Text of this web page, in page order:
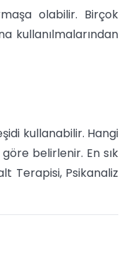
olabilir. Birçok
kullanılmalarından
kullanabilir. Hangi
belirlenir. En sık
Terapisi, Psikanaliz